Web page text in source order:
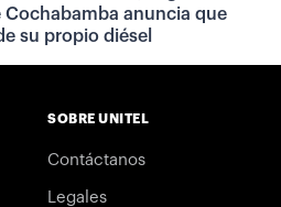
anuncia que
su propio diésel
SOBRE UNITEL
Contáctanos
Legales